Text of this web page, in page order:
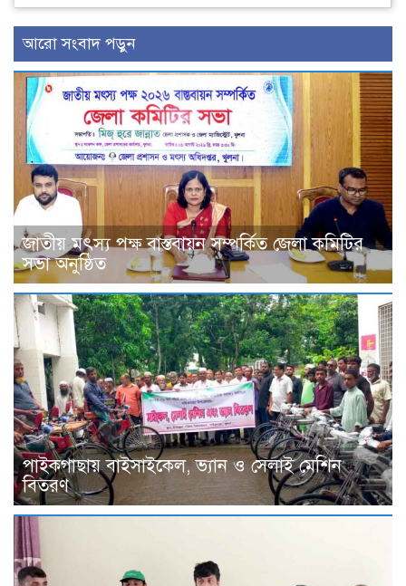
আরো সংবাদ পড়ুন
জাতীয় মৎস্য পক্ষ বাস্তবায়ন সম্পর্কিত জেলা কমিটির
সভা অনুষ্ঠিত
পাইকগাছায় বাইসাইকেল, ভ্যান ও সেলাই মেশিন
বিতরণ